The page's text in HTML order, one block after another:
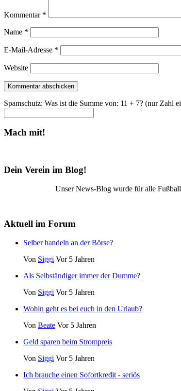
Kommentar *
Name *
E-Mail-Adresse *
Website
Spamschutz: Was ist die Summe von: 11 + 7? (nur Zahl
Mach mit!
Dein Verein im Blog!
Unser News-Blog wurde für alle
Aktuell im Forum
Selber handeln an der Börse?
Von Siggi Vor 5 Jahren
Als Selbständiger immer der Dumme?
Von Siggi Vor 5 Jahren
Wohin geht es bei euch in den Urlaub?
Von Beate Vor 5 Jahren
Geld sparen beim Strompreis
Von Siggi Vor 5 Jahren
Ich brauche einen Sofortkredit - seriös